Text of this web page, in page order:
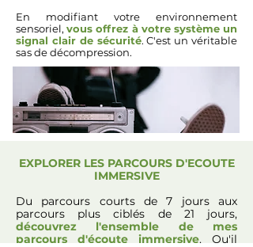
En modifiant votre environnement
sensoriel,vous offrez à votre système un
signal clair de sécurité. C'est un véritable
sas de décompression.
EXPLORER LES PARCOURS D'ECOUTE
IMMERSIVE
Du parcours courts de 7 jours aux
parcours plus ciblés de 21 jours,
découvrez l'ensemble de mes
parcours d'écoute immersive. Qu'il